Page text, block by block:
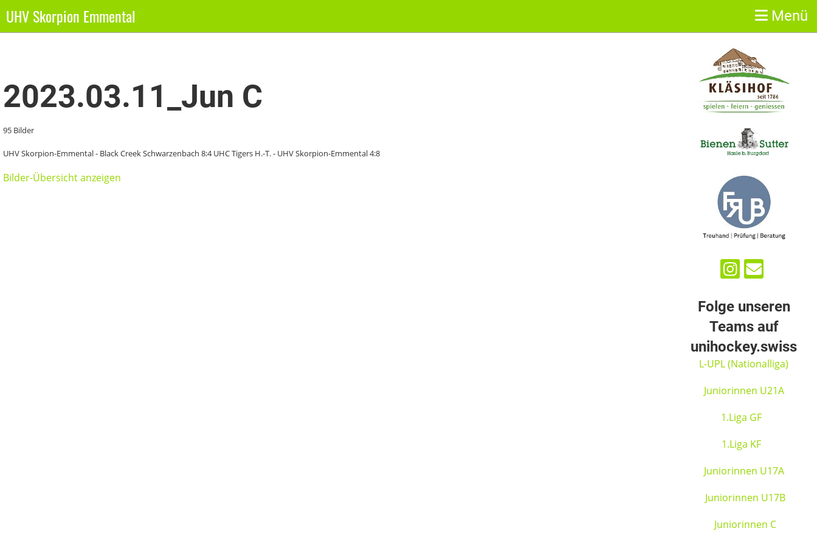
UHV Skorpion Emmental Menü
Zurück
2023.03.11_Jun C
95 Bilder
UHV Skorpion-Emmental - Black Creek Schwarzenbach 8:4 UHC Tigers H.-T. - UHV Skorpion-Emmental 4:8
Bilder-Übersicht anzeigen
Folge unseren
Teams auf
unihockey.swiss
L-UPL (Nationalliga)
Juniorinnen U21A
1.Liga GF
1.Liga KF
Juniorinnen U17A
Juniorinnen U17B
Juniorinnen C